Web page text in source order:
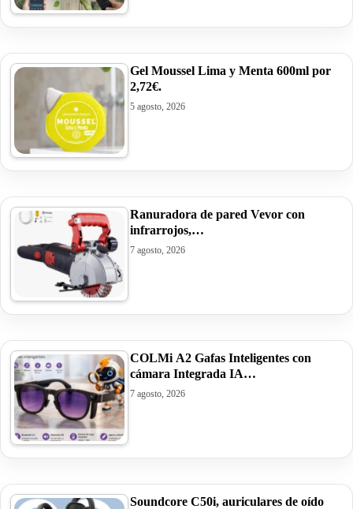
Gel Moussel Lima y Menta 600ml por
2,72€.
5 agosto, 2026
Ranuradora de pared Vevor con
infrarrojos,…
7 agosto, 2026
COLMi A2 Gafas Inteligentes con
cámara Integrada IA…
7 agosto, 2026
Soundcore C50i, auriculares de oído